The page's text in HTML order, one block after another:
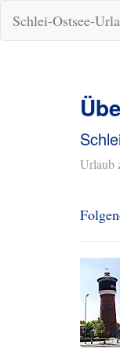
Schlei-Ostsee-
Urlaub